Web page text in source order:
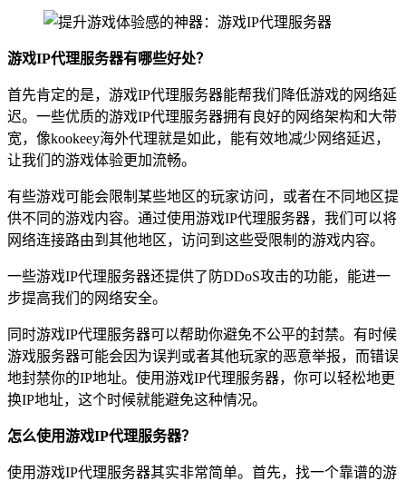
游戏IP代理服务器有哪些好处？
首先肯定的是，游戏IP代理服务器能帮我们降低游戏的网络延
迟。一些优质的游戏IP代理服务器拥有良好的网络架构和大带
宽，像kookeey海外代理就是如此，能有效地减少网络延迟，
让我们的游戏体验更加流畅。
有些游戏可能会限制某些地区的玩家访问，或者在不同地区提
供不同的游戏内容。通过使用游戏IP代理服务器，我们可以将
网络连接路由到其他地区，访问到这些受限制的游戏内容。
一些游戏IP代理服务器还提供了防DDoS攻击的功能，能进一
步提高我们的网络安全。
同时游戏IP代理服务器可以帮助你避免不公平的封禁。有时候
游戏服务器可能会因为误判或者其他玩家的恶意举报，而错误
地封禁你的IP地址。使用游戏IP代理服务器，你可以轻松地更
换IP地址，这个时候就能避免这种情况。
怎么使用游戏IP代理服务器？
使用游戏IP代理服务器其实非常简单。首先，找一个靠谱的游